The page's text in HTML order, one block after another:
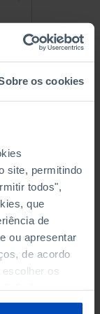
os cookies
site, permitindo
todos",
que
de
ou apresentar
de acordo
os
ou da
-